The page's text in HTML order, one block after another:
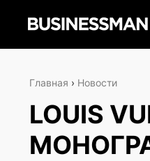
Главная › Новости
LOUIS